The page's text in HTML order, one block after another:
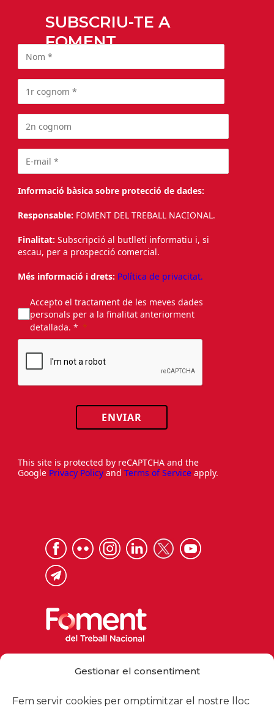
Gestionar el consentiment
Fem servir cookies per omptimitzar el nostre lloc
SUBSCRIU-TE A
FOMENT
Informació bàsica sobre protecció de dades:
Responsable: FOMENT DEL TREBALL NACIONAL.
Finalitat: Subscripció al butlletí informatiu i, si
escau, per a prospecció comercial.
Més informació i drets: Política de privacitat.
Accepto el tractament de les meves dades
personals per a la finalitat anteriorment
detallada. *
ENVIAR
This site is protected by reCAPTCHA and the
Google Privacy Policy and Terms of Service apply.
foment@foment.com